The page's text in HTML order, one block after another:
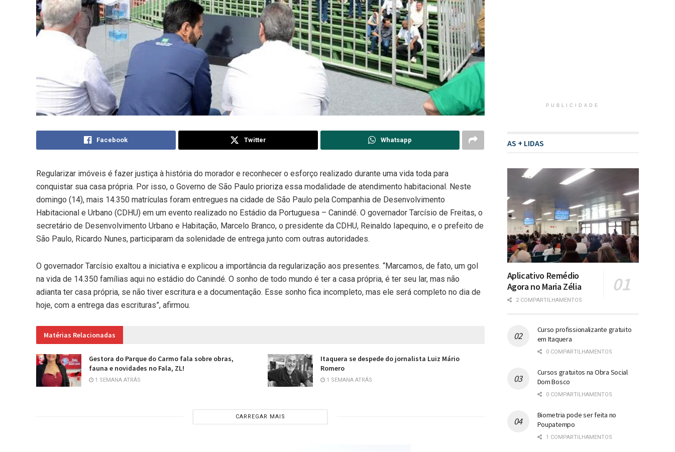
Facebook Twitter Whatsapp
Regularizar imóveis é fazer justiça à história do morador e reconhecer o esforço realizado durante uma vida toda para
conquistar sua casa própria. Por isso, o Governo de São Paulo prioriza essa modalidade de atendimento habitacional. Neste
domingo (14), mais 14.350 matrículas foram entregues na cidade de São Paulo pela Companhia de Desenvolvimento
Habitacional e Urbano (CDHU) em um evento realizado no Estádio da Portuguesa – Canindé. O governador Tarcísio de Freitas, o
secretário de Desenvolvimento Urbano e Habitação, Marcelo Branco, o presidente da CDHU, Reinaldo Iapequino, e o prefeito de
São Paulo, Ricardo Nunes, participaram da solenidade de entrega junto com outras autoridades.
O governador Tarcísio exaltou a iniciativa e explicou a importância da regularização aos presentes. “Marcamos, de fato, um gol
na vida de 14.350 famílias aqui no estádio do Canindé. O sonho de todo mundo é ter a casa própria, é ter seu lar, mas não
adianta ter casa própria, se não tiver escritura e a documentação. Esse sonho fica incompleto, mas ele será completo no dia de
hoje, com a entrega das escrituras”, afirmou.
Matérias Relacionadas
Gestora do Parque do Carmo fala sobre obras,
fauna e novidades no Fala, ZL!
1 SEMANA ATRÁS
Itaquera se despede do jornalista Luiz Mário
Romero
1 SEMANA ATRÁS
CARREGAR MAIS
PUBLICIDADE
AS + LIDAS
Aplicativo Remédio
Agora no Maria Zélia
2 COMPARTILHAMENTOS
Curso profissionalizante gratuito
em Itaquera
0 COMPARTILHAMENTOS
Cursos gratuitos na Obra Social
Dom Bosco
0 COMPARTILHAMENTOS
Biometria pode ser feita no
Poupatempo
1 COMPARTILHAMENTOS